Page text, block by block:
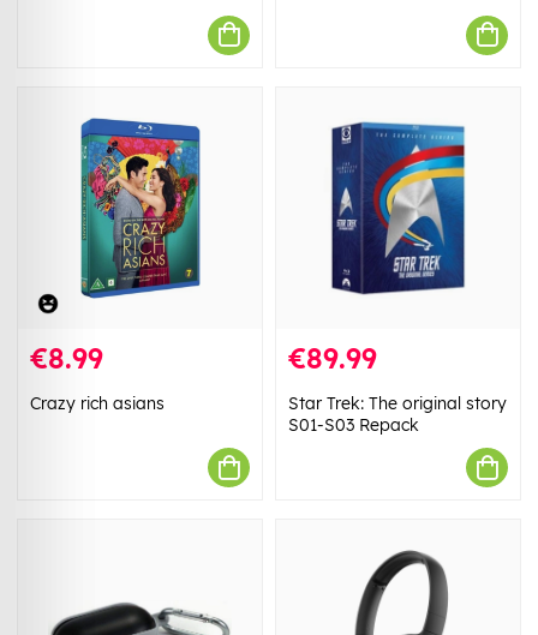
€8.99
Crazy rich asians
€89.99
Star Trek: The original story
S01-S03 Repack